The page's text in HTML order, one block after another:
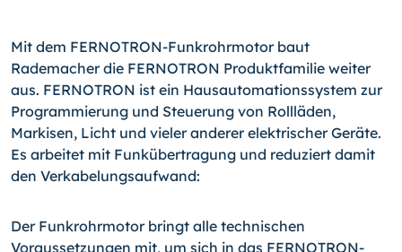
Mit dem FERNOTRON-Funkrohrmotor baut
Rademacher die FERNOTRON Produktfamilie weiter
aus. FERNOTRON ist ein Hausautomationssystem zur
Programmierung und Steuerung von Rollläden,
Markisen, Licht und vieler anderer elektrischer Geräte.
Es arbeitet mit Funkübertragung und reduziert damit
den Verkabelungsaufwand:
Der Funkrohrmotor bringt alle technischen
Voraussetzungen mit, um sich in das FERNOTRON-